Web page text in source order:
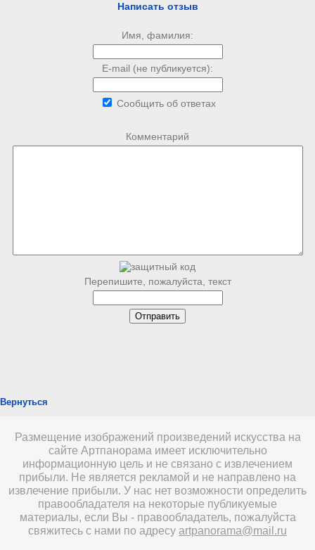
Написать отзыв
Имя, фамилия:
E-mail (не публикуется):
Сообщить об ответах
Комментарий
Перепишите, пожалуйста, текст
Вернуться
Размещение изображений произведений искусства на
сайте Артпанорама имеет исключительно
информационную цель и не связано с извлечением
прибыли. Не является рекламой и не направлено на
извлечение прибыли. У нас нет возможности определить
правообладателя на некоторые публикуемые
материалы, если Вы - правообладатель, пожалуйста
свяжитесь с нами по адресу artpanorama@mail.ru